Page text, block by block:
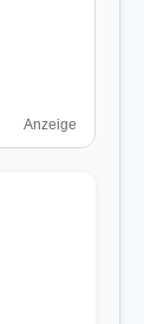
Anzeige